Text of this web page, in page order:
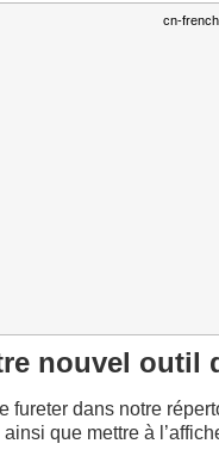
nouvel outil
fureter dans notre
que mettre à